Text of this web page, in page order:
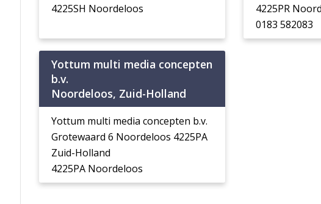
4225SH Noordeloos
4225PR
0183 582083
Yottum multi media concepten
b.v.
Noordeloos, Zuid-Holland
Yottum multi media concepten b.v.
Grotewaard 6 Noordeloos 4225PA
Zuid-Holland
4225PA Noordeloos